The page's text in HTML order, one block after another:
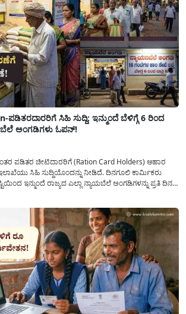
ಸಿಹಿ ಸುದ್ದಿ: ಇನ್ಮುಂದೆ ಬೆಳಿಗ್ಗೆ 6 ರಿಂದ
ಅಂಗಡಿಗಳು ಓಪನ್!
ಪಡಿತರ ಚೀಟಿದಾರರಿಗೆ (Ration Card Holders) ಆಹಾರ
ಸಿಹಿ ಸುದ್ದಿಯೊಂದನ್ನು ನೀಡಿದೆ. ದಿನಗೂಲಿ ಕಾರ್ಮಿಕರು
ಇನ್ಮುಂದೆ ರಾಜ್ಯದ ಎಲ್ಲಾ ನ್ಯಾಯಬೆಲೆ ಅಂಗಡಿಗಳನ್ನು ಪ್ರತಿ ದಿನ